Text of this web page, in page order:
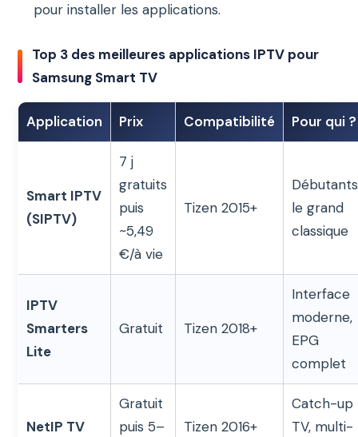
pour installer les applications.
Top 3 des meilleures applications IPTV pour
Samsung Smart TV
Application Prix Compatibilité Pour qui ?
Smart IPTV
(SIPTV)
7 j
gratuits
puis
~5,49
€/à vie
Tizen 2015+
le grand
classique
IPTV
Smarters
Lite
Gratuit Tizen 2018+
Interface
moderne,
EPG
complet
NetIP TV
Gratuit
puis 5–
Tizen 2016+
Catch-up
TV, multi-